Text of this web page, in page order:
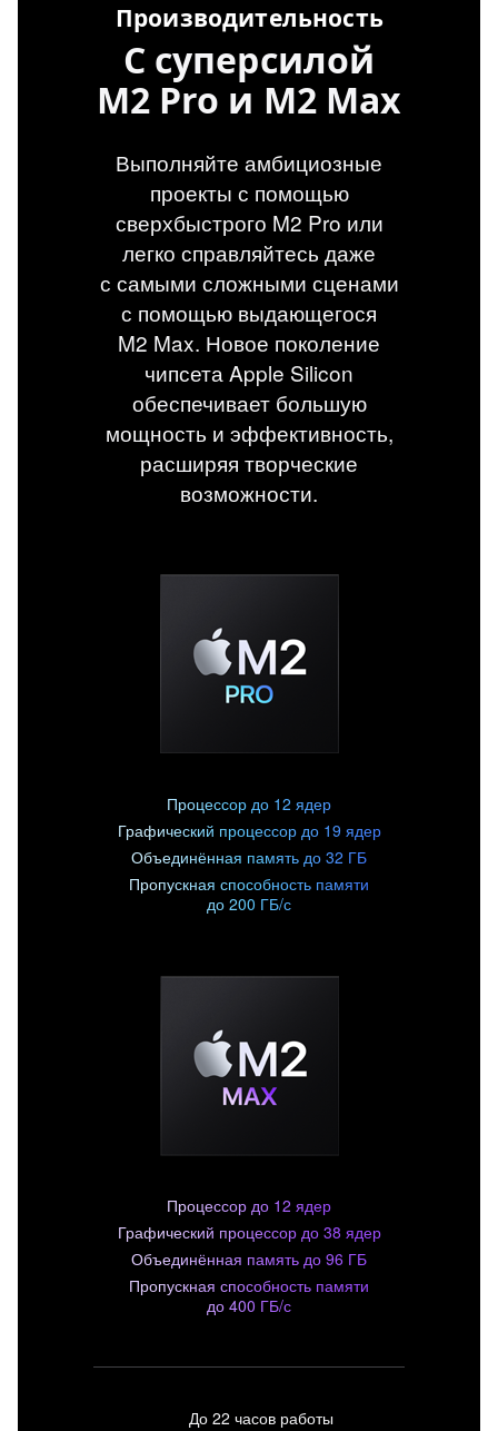
Производительность
С суперсилой
M2 Pro и M2 Max
Выполняйте амбициозные
проекты с помощью
сверхбыстрого M2 Pro или
легко справляйтесь даже
с самыми сложными сценами
с помощью выдающегося
M2 Max. Новое поколение
чипсета Apple Silicon
обеспечивает большую
мощность и эффективность,
расширяя творческие
возможности.
Процессор до 12 ядер
Графический процессор до 19 ядер
Объединённая память до 32 ГБ
Пропускная способность памяти
до 200 ГБ/с
Процессор до 12 ядер
Графический процессор до 38 ядер
Объединённая память до 96 ГБ
Пропускная способность памяти
до 400 ГБ/с
До 22 часов работы